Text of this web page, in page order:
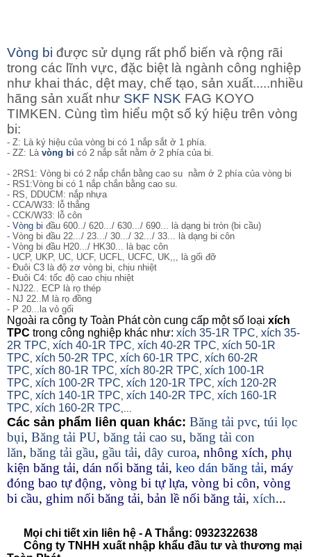
Vòng bi được sử dụng rất phổ biến và rộng rãi
trong các lĩnh vực, đặc biệt là ngành công nghiệp
như khai thác, dệt may, chế tạo, sản xuất.....nhiều
hãng sản xuất như SKF NSK FAG KOYO
TIMKEN. Cùng tìm hiểu một số ký hiệu trên vòng
bi:
- Z: Là ký hiệu của vòng bi có 1 nắp sắt ở 1 phía.
- ZZ: Là vòng bi có 2 nắp sắt nằm ở 2 phía của bi.
- 2RS1: Vòng bi có 2 nắp chắn bằng cao su nằm ở 2 phía của vòng bi
- RS1:Vòng bi có 1 nắp chắn bằng cao su.
- RS, DDUCM: nắp nhựa
- CCA/W33: lỗ thẳng
- CCK/W33: lỗ côn
- Vòng bi đầu 600../ 620.../ 630.../ 690... là dạng bi tròn (bi cầu)
- Vòng bi đầu 22.../ 23.../ 30.../ 32.../ 33... là dạng bi côn
- Vòng bi đầu H20.../ HK30... là bạc côn
- UCP, UKP, UC, UCF, UCFL, UCFC, UK,,, là gối đỡ
- Đuôi C3 là độ zơ vòng bi, chịu nhiệt
- Đuôi C4: tốc độ cao chịu nhiệt
- NJ22.. ECP là rọ thép
- NJ 22..M là rọ đồng
- P 20...la vỏ gối
Ngoài ra công ty Toàn Phát còn cung cấp một số loại xích
TPC trong công nghiệp khác như: xích 35-1R TPC, xích 35-
2R TPC, xích 40-1R TPC, xích 40-2R TPC, xích 50-1R
TPC, xích 50-2R TPC, xích 60-1R TPC, xích 60-2R
TPC, xích 80-1R TPC, xích 80-2R TPC, xích 100-1R
TPC, xích 100-2R TPC, xích 120-1R TPC, xích 120-2R
TPC, xích 140-1R TPC, xích 140-2R TPC, xích 160-1R
TPC, xích 160-2R TPC,...
Các sản phẩm liên quan khác: Băng tải pvc, túi lọc
bụi, Băng tải PU, băng tải cao su, băng tải con
lăn, băng tải gầu, gầu tải, dây curoa, nhông xích, phụ
kiện băng tải, dán nối băng tải, keo dán băng tải, máy
đóng bao tự động, vòng bi tự lựa, vòng bi côn, vòng
bi cầu, ghim nối băng tải, bản lề nối băng tải, xích...
Mọi chi tiết xin liên hệ - A Thắng: 0932322638
Công ty TNHH xuất nhập khẩu đầu tư và thương mại